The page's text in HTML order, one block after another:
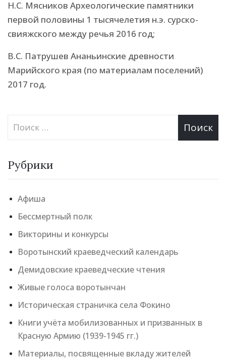
Н.С. Мясников Археологические памятники
первой половины 1 тысячелетия н.э. сурско-
свияжского между речья 2016 год;
В.С. Патрушев Ананьинские древности
Марийского края (по материалам поселений)
2017 год.
Рубрики
Афиша
Бессмертный полк
Викторины и конкурсы
Воротынский краеведческий календарь
Демидовские краеведческие чтения
Живые голоса воротынчан
Историческая страничка села Фокино
Книги учёта мобилизованных и призванных в
Красную Армию (1939-1945 гг.)
Материалы, посвященные вкладу жителей